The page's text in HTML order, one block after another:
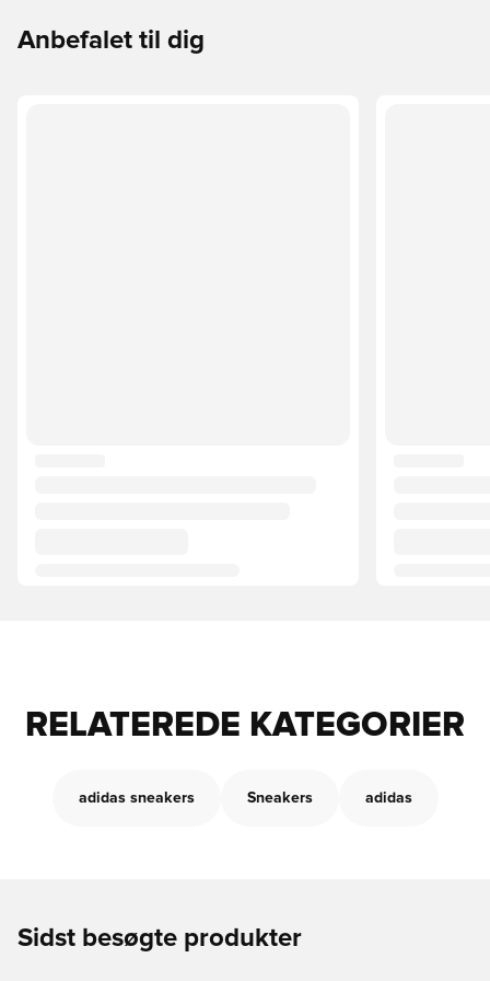
Anbefalet til dig
RELATEREDE KATEGORIER
adidas sneakers Sneakers adidas
Sidst besøgte produkter